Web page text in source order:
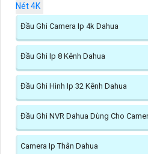
Nét 4K
Đầu Ghi Camera Ip 4k Dahua
Đầu Ghi Ip 8 Kênh Dahua
Đầu Ghi Hình Ip 32 Kênh Dahua
Đầu Ghi NVR Dahua Dùng Cho
Camera Ip Thân Dahua